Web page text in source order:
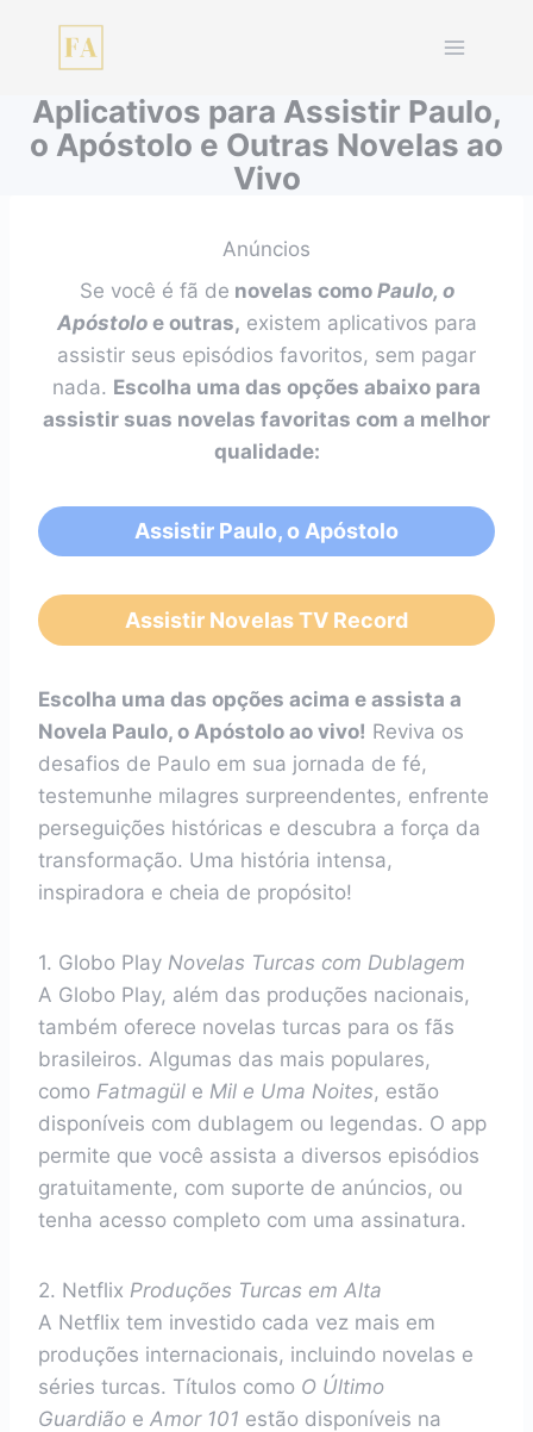
Conteúdo
Aplicativos para Assistir Paulo,
o Apóstolo e Outras Novelas ao
Vivo
Anúncios
Se você é fã de novelas como Paulo, o
Apóstoloe outras, existem aplicativos para
assistir seus episódios favoritos, sem pagar
nada. Escolha uma das opções abaixo para
assistir suas novelas favoritas com a melhor
qualidade:
Assistir Paulo, o Apóstolo
Assistir Novelas TV Record
Escolha uma das opções acima e assista a
Novela Paulo, o Apóstolo ao vivo! Reviva os
desafios de Paulo em sua jornada de fé,
testemunhe milagres surpreendentes, enfrente
perseguições históricas e descubra a força da
transformação. Uma história intensa,
inspiradora e cheia de propósito!
1. Globo Play Novelas Turcas com Dublagem
A Globo Play, além das produções nacionais,
também oferece novelas turcas para os fãs
brasileiros. Algumas das mais populares,
como Fatmagül e Mil e Uma Noites, estão
disponíveis com dublagem ou legendas. O app
permite que você assista a diversos episódios
gratuitamente, com suporte de anúncios, ou
tenha acesso completo com uma assinatura.
2. Netflix Produções Turcas em Alta
A Netflix tem investido cada vez mais em
produções internacionais, incluindo novelas e
séries turcas. Títulos como O Último
Guardião e Amor 101 estão disponíveis na